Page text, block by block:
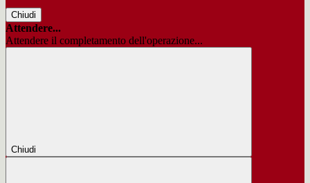
Chiudi
Attendere...
Attendere il completamento dell'operazione...
Chiudi